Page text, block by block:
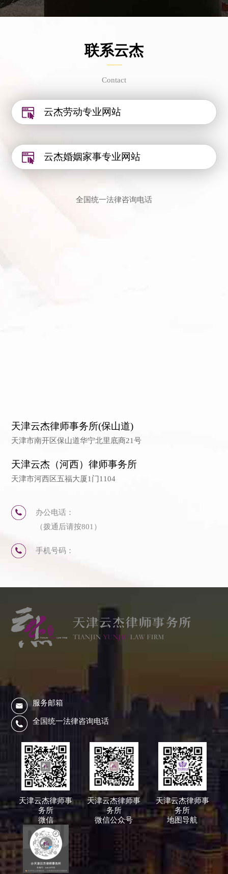
联系云杰
Contact
云杰劳动专业网站
云杰婚姻家事专业网站
全国统一法律咨询电话
天津云杰律师事务所(保山道)
天津市南开区保山道华宁北里底商21号
天津云杰（河西）律师事务所
天津市河西区五福大厦1门1104
办公电话：
（拨通后请按801）
手机号码：
服务邮箱
全国统一法律咨询电话
天津云杰律师事
务所
微信
天津云杰律师事
务所
微信公众号
天津云杰律师事
务所
地图导航